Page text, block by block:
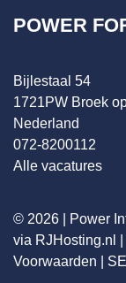
POWER
Bijlestaal 54
1721PW Broek
Nederland
072-8200112
Alle vacatures
© 2026 | Power
via RJHosting.nl
Voorwaarden